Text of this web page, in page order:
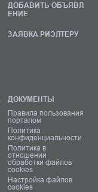
ДОБАВИТЬ ОБЪЯВЛ
ЕНИЕ
ЗАЯВКА РИЭЛТЕРУ
ДОКУМЕНТЫ
Правила пользования
порталом
Политика
конфиденциальности
Политика в
отношении
обработки файлов
cookies
Настройка файлов
cookies